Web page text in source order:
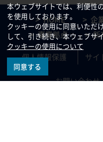
HOME 企
事業拠点
新
個人情報保護 サイ
お問い合わせ
本ウェブサイトでは、利便性
を使用しております。
クッキーの使用に同意いただ
して、引き続き、本ウェブサ
クッキーの使用について
同意する